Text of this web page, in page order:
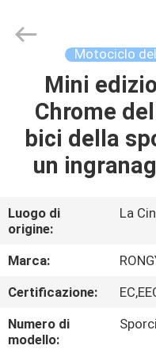
CASA
PRODOTTI
NOI
GIRO
DELLA
FABBRICA
Rongyao
Vehicle
Motociclo
Mini
Chrome
bici della
un
Luogo di
origine:
La
Marca:
Certificazione:
Numero di
modello: